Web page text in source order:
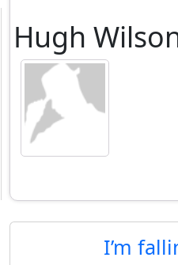
Hugh
I’m